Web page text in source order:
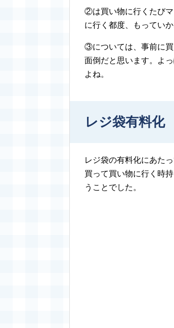
②は買い物に行くたび
に行く都度、もってい
③については、事前に
面倒だと思います。よ
よね。
レジ袋有料化
レジ袋の有料化にあた
買って買い物に行く時
うことでした。